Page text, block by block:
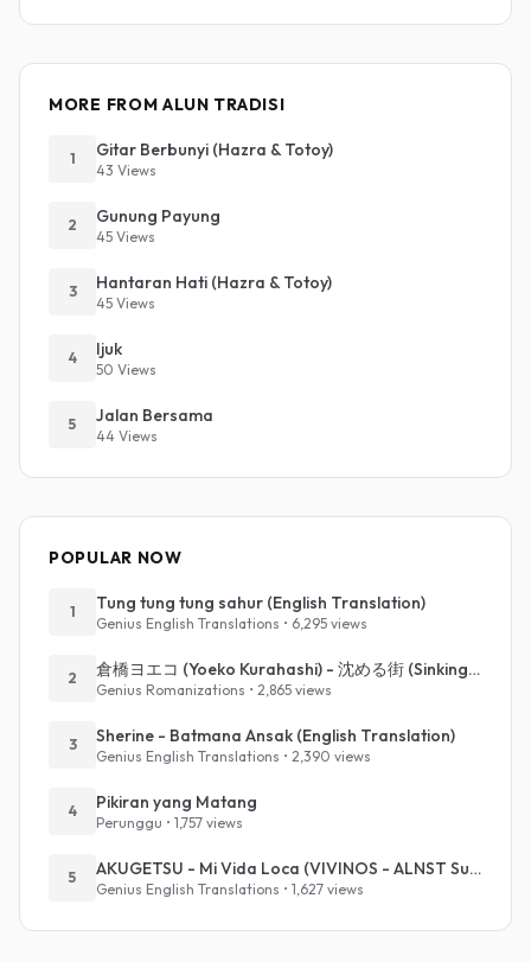
MORE FROM ALUN TRADISI
1 Gitar Berbunyi (Hazra & Totoy)
43 Views
2 Gunung Payung
45 Views
3 Hantaran Hati (Hazra & Totoy)
45 Views
4 Ijuk
50 Views
5 Jalan Bersama
44 Views
POPULAR NOW
1 Tung tung tung sahur (English Translation)
Genius English Translations • 6,295 views
2 倉橋ヨエコ (Yoeko Kurahashi) - 沈める街 (Sinking Town) (Romanized)
Genius Romanizations • 2,865 views
3 Sherine - Batmana Ansak (English Translation)
Genius English Translations • 2,390 views
4 Pikiran yang Matang
Perunggu • 1,757 views
5 AKUGETSU - Mi Vida Loca (VIVINOS - ALNST Sub : Till Part.1)
Genius English Translations • 1,627 views